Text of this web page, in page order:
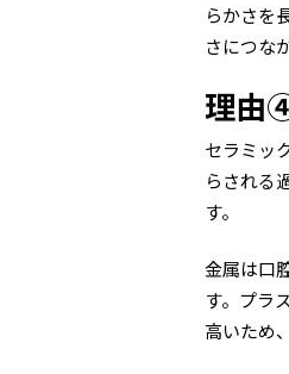
らかさを
さにつな
理由
セラミッ
らされる
す。
金属は口
す。プラ
高いため